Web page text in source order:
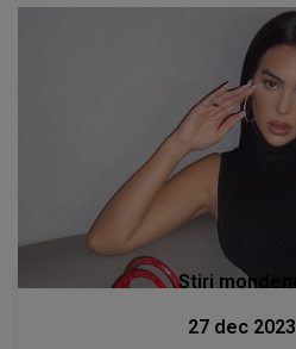
Stiri mondene
27 dec 2023